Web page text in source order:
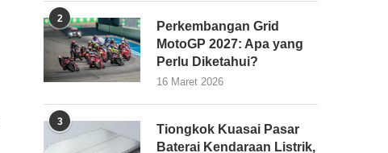
2
Perkembangan Grid
MotoGP 2027: Apa yang
Perlu Diketahui?
16 Maret 2026
3
Tiongkok Kuasai Pasar
Baterai Kendaraan Listrik,